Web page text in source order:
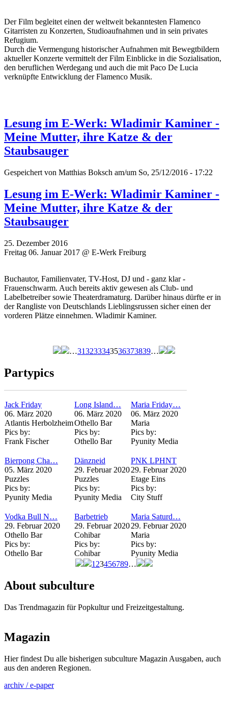
Der Film begleitet einen der weltweit bekanntesten Flamenco
Gitarristen zu Konzerten, Studioaufnahmen und in sein privates
Refugium.
Durch die Vermengung historischer Aufnahmen mit Bewegtbildern
aktueller Konzerte vermittelt der Film Einblicke in die Sozialisation,
den beruflichen Werdegang und auch die mit Paco De Lucia
verknüpfte Entwicklung der Flamenco Musik.
Lesung im E-Werk: Wladimir Kaminer -
Meine Mutter, ihre Katze & der
Staubsauger
Gespeichert von Matthias Boksch am/um So, 25/12/2016 - 17:22
Lesung im E-Werk: Wladimir Kaminer -
Meine Mutter, ihre Katze & der
Staubsauger
25. Dezember 2016
Freitag 06. Januar 2017 @ E-Werk Freiburg
Buchautor, Familienvater, TV-Host, DJ und - ganz klar -
Frauenschwarm. Auch bereits aktiv gewesen als Club- und
Labelbetreiber sowie Theaterdramaturg. Darüber hinaus dürfte er in
der Rangliste von Deutschlands Lieblingsrussen sicher einen der
vorderen Plätze einnehmen. Wladimir Kaminer.
…313233343536373839…
Partypics
Jack Friday
06. März 2020
Atlantis Herbolzheim
Pics by:
Frank Fischer
Long Island…
06. März 2020
Othello Bar
Pics by:
Othello Bar
Maria Friday…
06. März 2020
Maria
Pics by:
Pyunity Media
Bierpong Cha…
05. März 2020
Puzzles
Pics by:
Pyunity Media
Dänzneid
29. Februar 2020
Puzzles
Pics by:
Pyunity Media
PNK LPHNT
29. Februar 2020
Etage Eins
Pics by:
City Stuff
Vodka Bull N…
29. Februar 2020
Othello Bar
Pics by:
Othello Bar
Barbetrieb
29. Februar 2020
Cohibar
Pics by:
Cohibar
Maria Saturd…
29. Februar 2020
Maria
Pics by:
Pyunity Media
1 23456789…
About subculture
Das Trendmagazin für Popkultur und Freizeitgestaltung.
Magazin
Hier findest Du alle bisherigen subculture Magazin Ausgaben, auch
aus den anderen Regionen.
archiv / e-paper